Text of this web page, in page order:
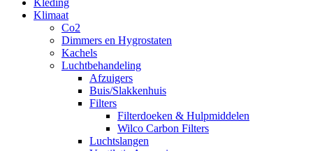
Klimaat
Co2
Dimmers en Hygrostaten
Kachels
Luchtbehandeling
Afzuigers
Buis/Slakkenhuis
Filters
Filterdoeken & Hulpmiddelen
Wilco Carbon Filters
Luchtslangen